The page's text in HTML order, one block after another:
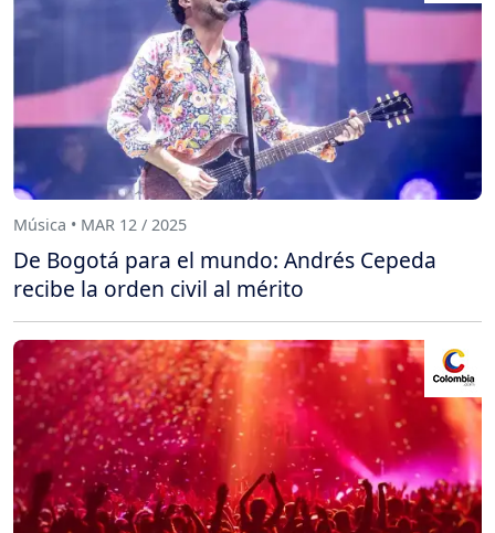
Música • MAR 12 / 2025
De Bogotá para el mundo: Andrés Cepeda
recibe la orden civil al mérito